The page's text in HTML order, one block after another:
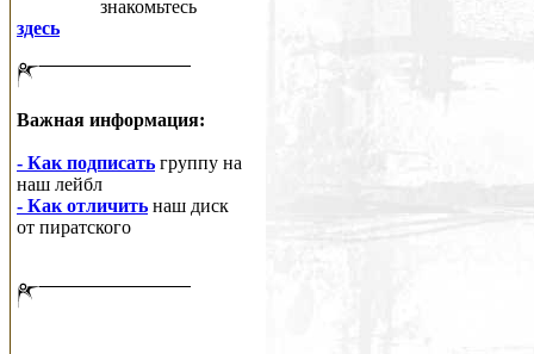
знакомьтесь
здесь
Важная информация:
- Как подписать группу на
наш лейбл
- Как отличить наш диск
от пиратского